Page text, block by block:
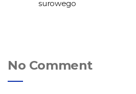
surowego
No Comment